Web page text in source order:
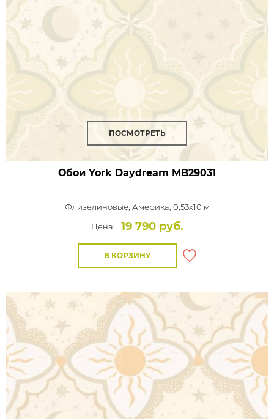
ПОСМОТРЕТЬ
Обои York Daydream MB29031
Флизелиновые, Америка, 0,53x10 м
Цена:
19 790 руб.
В КОРЗИНУ